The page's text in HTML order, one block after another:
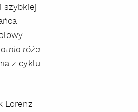
szybkiej
róża
z cyklu
Lorenz